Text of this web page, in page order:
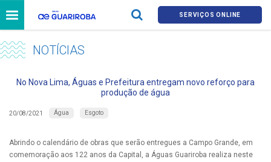
SERVIÇOS ONLINE
NOTÍCIAS
No Nova Lima, Águas e Prefeitura entregam novo reforço para
produção de água
20/08/2021 Água Esgoto
Abrindo o calendário de obras que serão entregues a Campo Grande, em
comemoração aos 122 anos da Capital, a Águas Guariroba realiza neste